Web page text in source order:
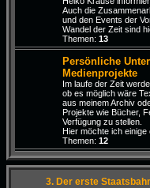
Auch die
und den Events der
Wandel der Zeit sind
Themen: 13
Persönliche
Medienprojekte
Im laufe der Zeit
ob es möglich wäre
aus meinem Archiv
Projekte wie Bücher,
Verfügung zu stellen.
Hier möchte ich einige
Themen: 12
3. Der erste